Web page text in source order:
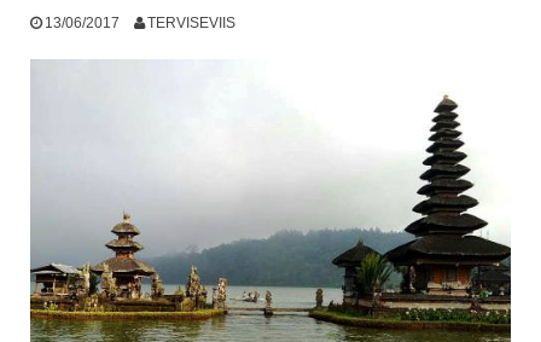
13/06/2017 TERVISEVIIS